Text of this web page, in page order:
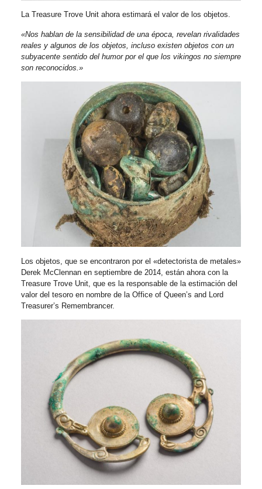
La Treasure Trove Unit ahora estimará el valor de los objetos.
«Nos hablan de la sensibilidad de una época, revelan rivalidades
reales y algunos de los objetos, incluso existen objetos con un
subyacente sentido del humor por el que los vikingos no siempre
son reconocidos.»
Los objetos, que se encontraron por el «detectorista de metales»
Derek McClennan en septiembre de 2014, están ahora con la
Treasure Trove Unit, que es la responsable de la estimación del
valor del tesoro en nombre de la Office of Queen’s and Lord
Treasurer’s Remembrancer.